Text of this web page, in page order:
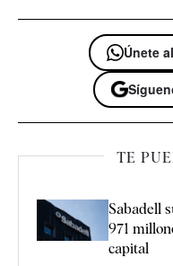
Únete
TE
Sabadell
971
capital